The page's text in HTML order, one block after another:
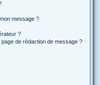
message ?
?
de rédaction de message ?